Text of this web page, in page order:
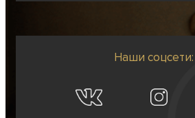
Наши соцсети: